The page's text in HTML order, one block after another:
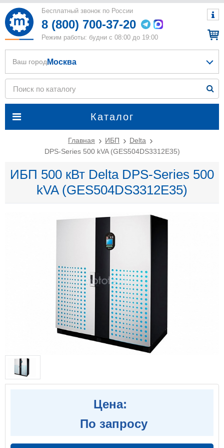
Бесплатный звонок по России
8 (800) 700-37-20
Режим работы: будни с 08:00 до 19:00
Каталог
Ваш город Москва
Главная ИБП
Delta
DPS-Series 500 kVA (GES504DS3312E35)
ИБП 500 кВт Delta DPS-Series 500
kVA (GES504DS3312E35)
Цена:
По запросу